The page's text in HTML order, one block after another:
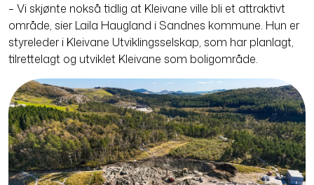
– Vi skjønte nokså tidlig at Kleivane ville bli et attraktivt
område, sier Laila Haugland i Sandnes kommune. Hun er
styreleder i Kleivane Utviklingsselskap, som har planlagt,
tilrettelagt og utviklet Kleivane som boligområde.